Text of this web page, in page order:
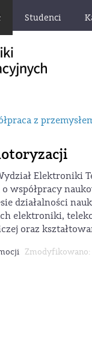
Studenci
z
Elektroniki
współpracy
działalności
elektroniki,
oraz
Zmodyfikowano: